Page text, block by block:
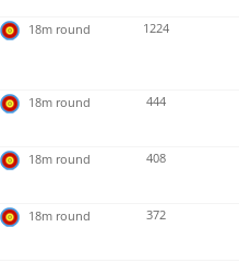
18m round 1224
18m round 444
18m round 408
18m round 372